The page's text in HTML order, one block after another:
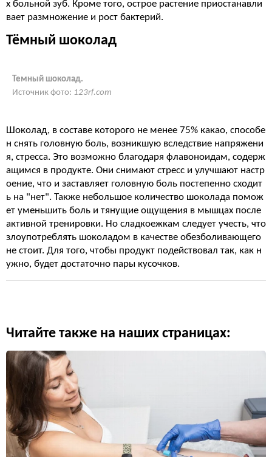
х больной зуб. Кроме того, острое растение приостанавли
вает размножение и рост бактерий.
Тёмный шоколад
Темный шоколад.
Источник фото: 123rf.com
Шоколад, в составе которого не менее 75% какао, способе
н снять головную боль, возникшую вследствие напряжени
я, стресса. Это возможно благодаря флавоноидам, содерж
ащимся в продукте. Они снимают стресс и улучшают настр
оение, что и заставляет головную боль постепенно сходит
ь на "нет". Также небольшое количество шоколада помож
ет уменьшить боль и тянущие ощущения в мышцах после
активной тренировки. Но сладкоежкам следует учесть, что
злоупотреблять шоколадом в качестве обезболивающего
не стоит. Для того, чтобы продукт подействовал так, как н
ужно, будет достаточно пары кусочков.
Читайте также на наших страницах: